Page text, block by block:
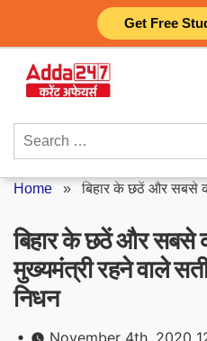
Get Free
content
Search
Home »बिहार के छठें और सबसे
बिहार के छठें और
मुख्यमंत्री रहने वाले
निधन
PostedNovember 4th, 2020